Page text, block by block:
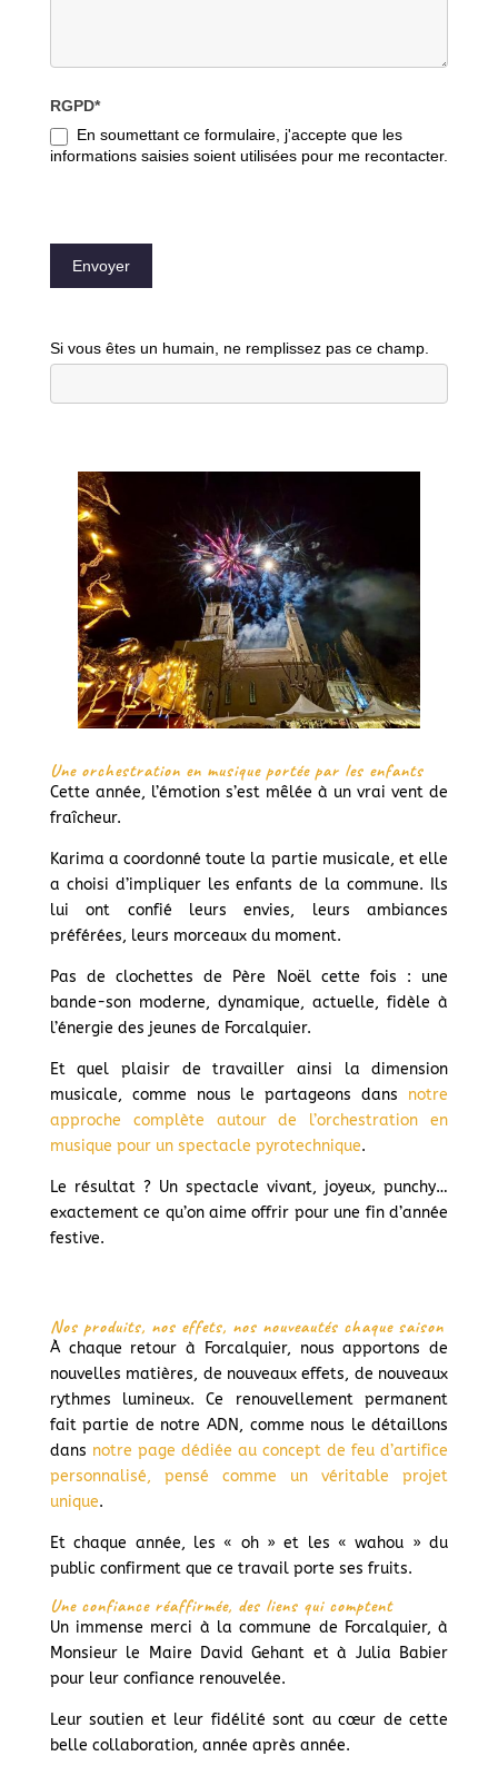
RGPD*
En soumettant ce formulaire, j'accepte que les
informations saisies soient utilisées pour me recontacter.
Envoyer
Si vous êtes un humain, ne remplissez pas ce champ.
Une orchestration en musique portée par les enfants
Cette année, l’émotion s’est mêlée à un vrai vent de
fraîcheur.
Karima a coordonné toute la partie musicale, et elle
a choisi d’impliquer les enfants de la commune. Ils
lui ont confié leurs envies, leurs ambiances
préférées, leurs morceaux du moment.
Pas de clochettes de Père Noël cette fois : une
bande-son moderne, dynamique, actuelle, fidèle à
l’énergie des jeunes de Forcalquier.
Et quel plaisir de travailler ainsi la dimension
musicale, comme nous le partageons dans notre
approche complète autour de l’orchestration en
musique pour un spectacle pyrotechnique.
Le résultat ? Un spectacle vivant, joyeux, punchy…
exactement ce qu’on aime offrir pour une fin d’année
festive.
Nos produits, nos effets, nos nouveautés chaque saison
À chaque retour à Forcalquier, nous apportons de
nouvelles matières, de nouveaux effets, de nouveaux
rythmes lumineux. Ce renouvellement permanent
fait partie de notre ADN, comme nous le détaillons
dans notre page dédiée au concept de feu d’artifice
personnalisé, pensé comme un véritable projet
unique.
Et chaque année, les « oh » et les « wahou » du
public confirment que ce travail porte ses fruits.
Une confiance réaffirmée, des liens qui comptent
Un immense merci à la commune de Forcalquier, à
Monsieur le Maire David Gehant et à Julia Babier
pour leur confiance renouvelée.
Leur soutien et leur fidélité sont au cœur de cette
belle collaboration, année après année.